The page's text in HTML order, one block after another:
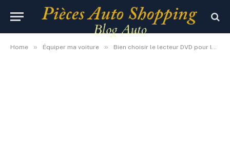
Home » Équiper ma voiture » Bien choisir le lecteur DVD pour la voiture
lecteur dvd